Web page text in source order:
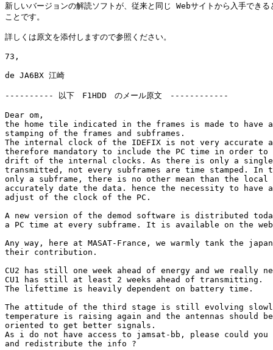
新しいバージョンの解読ソフトが、従来と同じ Webサイトから入手できる
ことです。
詳しくは原文を添付しますので参照ください。
73,
de JA6BX 江崎
---------- 以下　F1HDD　のメール原文　------------
Dear om,
the home tile indicated in the frames is made to have
stamping of the frames and subframes.
The internal clock of the IDEFIX is not very accurate
therefore mandatory to include the PC time in order to
drift of the internal clocks. As there is only a single
transmitted, not every subframes are time stamped. In
only a subframe, there is no other mean than the local
accurately date the data. hence the necessity to have
adjust of the clock of the PC.
A new version of the demod software is distributed
a PC time at every subframe. It is available on the
Any way, here at MASAT-France, we warmly tank the
their contribution.
CU2 has still one week ahead of energy and we really
CU1 has still at least 2 weeks ahead of transmitting.
The lifettime is heavily dependent on battery time.
The attitude of the third stage is still evolving
temperature is raising again and the antennas should
oriented to get better signals.
As i do not have access to jamsat-bb, please could you
and redistribute the info ?